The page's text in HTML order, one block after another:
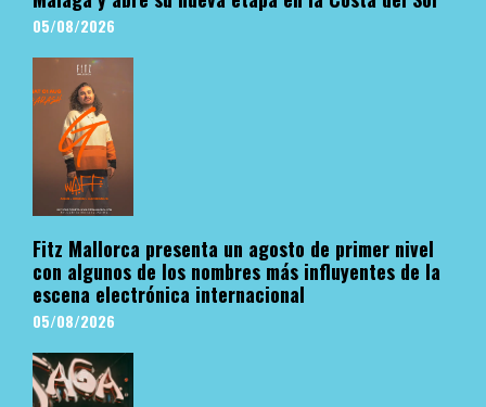
05/08/2026
Fitz Mallorca presenta un agosto de primer nivel
con algunos de los nombres más influyentes de la
escena electrónica internacional
05/08/2026